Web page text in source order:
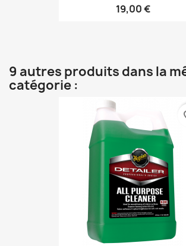
19,00 €
9 autres produits dans la
catégorie :